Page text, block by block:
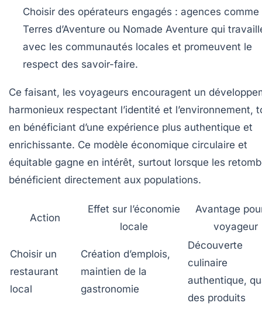
Choisir des opérateurs engagés : agences comme
Terres d’Aventure ou Nomade Aventure qui
avec les communautés locales et promeuvent le
respect des savoir-faire.
Ce faisant, les voyageurs encouragent un
harmonieux respectant l’identité et l’environnement,
en bénéficiant d’une expérience plus authentique et
enrichissante. Ce modèle économique circulaire et
équitable gagne en intérêt, surtout lorsque les
bénéficient directement aux populations.
Action
Effet sur l’économie
locale
Avantage
voyageur
Choisir un
restaurant
local
Création d’emplois,
maintien de la
gastronomie
Découverte
culinaire
authentique,
des produits